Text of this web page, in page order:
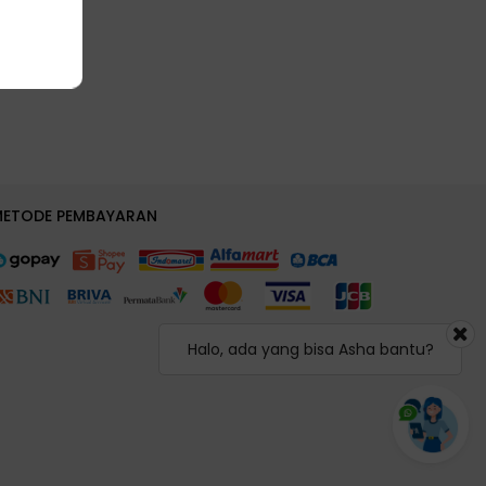
Halo, ada yang bisa Asha bantu?
PEMBAYARAN